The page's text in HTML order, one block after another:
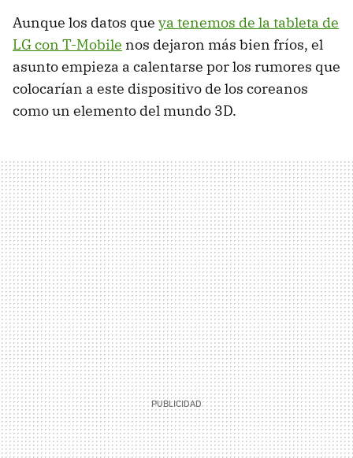
Aunque los datos que ya tenemos de la tableta de
LG con T-Mobile nos dejaron más bien fríos, el
asunto empieza a calentarse por los rumores que
colocarían a este dispositivo de los coreanos
como un elemento del mundo 3D.